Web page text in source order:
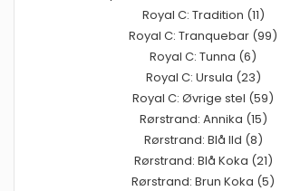
Royal C: Tradition (11)
Royal C: Tranquebar (99)
Royal C: Tunna (6)
Royal C: Ursula (23)
Royal C: Øvrige stel (59)
Rørstrand: Annika (15)
Rørstrand: Blå Ild (8)
Rørstrand: Blå Koka (21)
Rørstrand: Brun Koka (5)